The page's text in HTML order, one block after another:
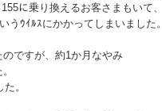
に乗り換えるお客さまもいて、
うｳｲﾙｽにかかってしまいました。
ですが、約1か月なやみ
。